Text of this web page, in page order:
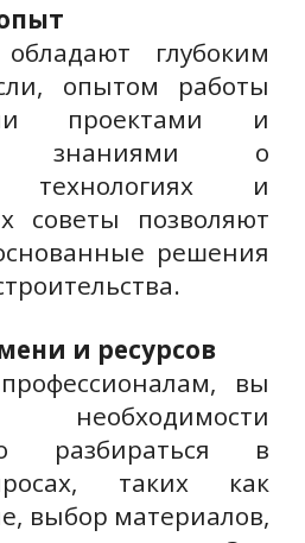
глубоким
опытом работы
проектами и
знаниями о
технологиях и
советы позволяют
решения
и ресурсов
вы
разбираться в
таких как
выбор материалов,